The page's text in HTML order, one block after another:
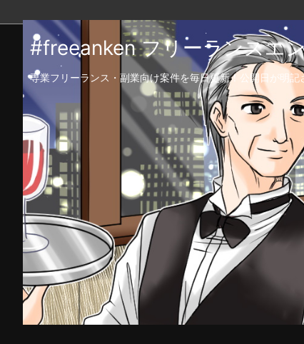
#freeanken フリーランスエ
専業フリーランス・副業向け案件を毎日更新！公開日が明記